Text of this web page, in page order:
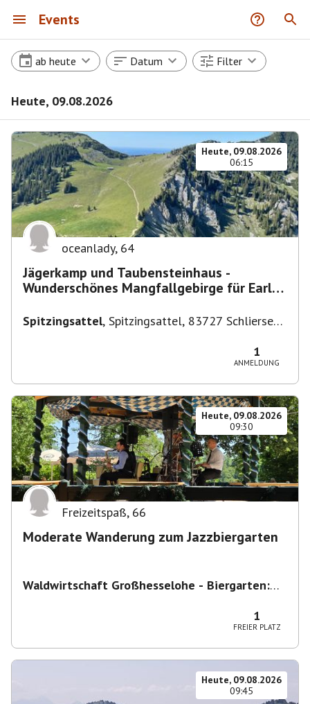
Events
ab heute Datum Filter
Heute, 09.08.2026
Heute, 09.08.2026
06:15
oceanlady, 64
Jägerkamp und Taubensteinhaus -
Wunderschönes Mangfallgebirge für Early
Spitzingsattel, Spitzingsattel, 83727 Schliersee,
1
ANMELDUNG
Heute, 09.08.2026
09:30
Freizeitspaß, 66
Moderate Wanderung zum Jazzbiergarten
Waldwirtschaft Großhesselohe - Biergarten:
Georg-Kalb-1
FREIER PLATZ
Heute, 09.08.2026
09:45